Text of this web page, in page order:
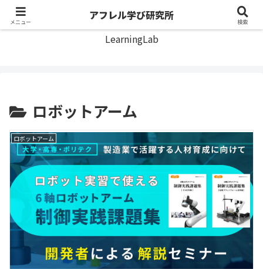
アフレル学び研究所
LearningLab
ロボットアーム
ロボットアーム
メニュー
アフレル学び研究所
検索